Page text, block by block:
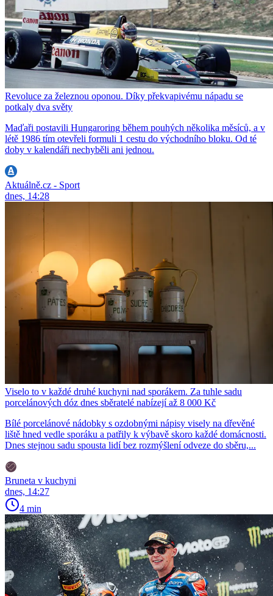
Revoluce za železnou oponou. Díky překvapivému nápadu se
potkaly dva světy
Maďaři postavili Hungaroring během pouhých několika měsíců, a v
létě 1986 tím otevřeli formuli 1 cestu do východního bloku. Od té
doby v kalendáři nechyběli ani jednou.
Aktuálně.cz - Sport
dnes, 14:28
Viselo to v každé druhé kuchyni nad sporákem. Za tuhle sadu
porcelánových dóz dnes sběratelé nabízejí až 8 000 Kč
Bílé porcelánové nádobky s ozdobnými nápisy visely na dřevěné
liště hned vedle sporáku a patřily k výbavě skoro každé domácnosti.
Dnes stejnou sadu spousta lidí bez rozmýšlení odveze do sběru,...
Bruneta v kuchyni
dnes, 14:27
4 min